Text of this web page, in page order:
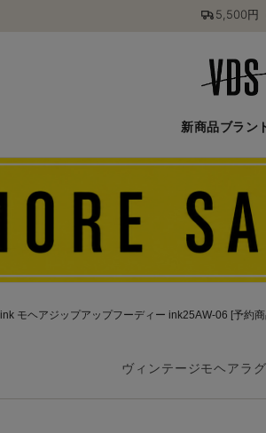
5,500円
新商品ブラン
ink モヘアジップアップフーディー ink25AW-06 [予約
ヴィンテージモヘアラ